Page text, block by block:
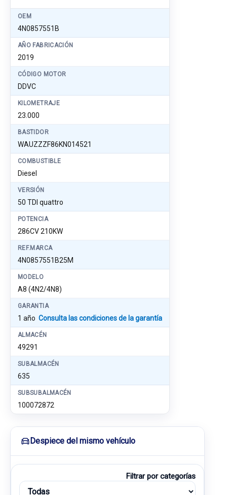
OEM
4N0857551B
AÑO FABRICACIÓN
2019
CÓDIGO MOTOR
DDVC
KILOMETRAJE
23.000
BASTIDOR
WAUZZZF86KN014521
COMBUSTIBLE
Diesel
VERSIÓN
50 TDI quattro
POTENCIA
286CV 210KW
REF.MARCA
4N0857551B25M
MODELO
A8 (4N2/4N8)
GARANTIA
1 año Consulta las condiciones de la garantía
ALMACÉN
49291
SUBALMACÉN
635
SUBSUBALMACÉN
100072872
Despiece del mismo vehículo
Filtrar por categorías